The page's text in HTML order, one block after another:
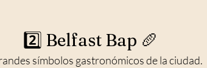
2️⃣ Belfast Bap 🥖
símbolos gastronómicos de la ciudad.